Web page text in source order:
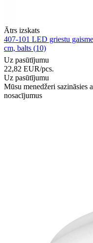
Ātrs izskats
407-101 LED griestu
cm, balts (10)
Uz pasūtījumu
22,82 EUR/pcs.
Uz pasūtījumu
Mūsu menedžeri sazināsies
nosacījumus